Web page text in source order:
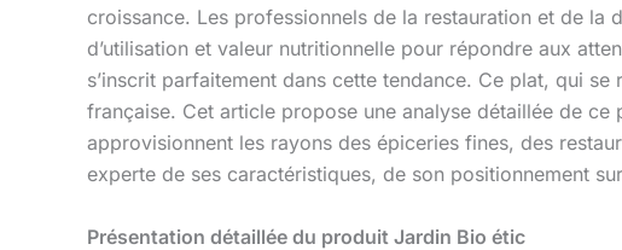
croissance. Les professionnels de la restauration et de
d’utilisation et valeur nutritionnelle pour répondre aux
s’inscrit parfaitement dans cette tendance. Ce plat, qui
française. Cet article propose une analyse détaillée de
approvisionnent les rayons des épiceries fines, des
experte de ses caractéristiques, de son positionnement
Présentation détaillée du produit Jardin Bio étic